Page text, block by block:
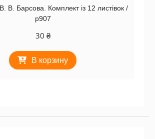
В. Барсова. Комплект із 12 листівок /
р907
30 ₴
В корзину